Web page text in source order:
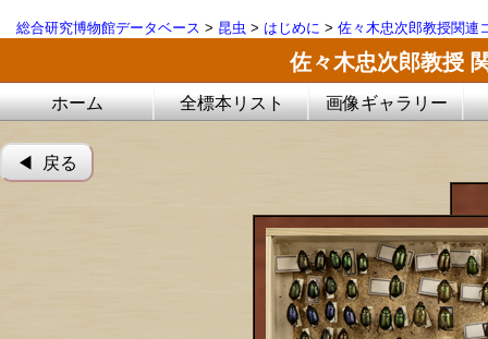
総合研究博物館データベース > 昆虫 > はじめに > 佐々木忠次郎教授関連
佐々木忠次郎教授
ホーム 全標本リスト 画像ギャラリー
◀︎ 戻る